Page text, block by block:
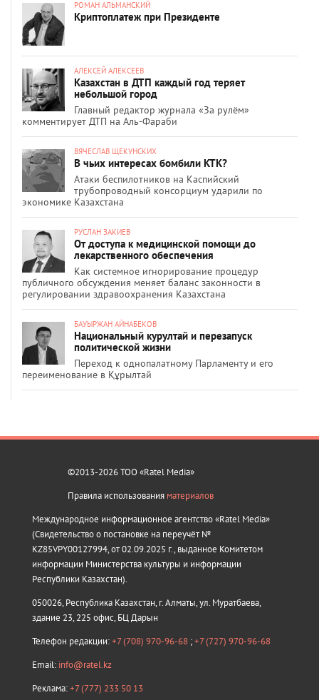
РОМАН АЛЬМАНСКИЙ
Криптоплатеж при Президенте
АЛЕКСЕЙ АЛЕКСЕЕВ
Казахстан в ДТП каждый год теряет
небольшой город
Главный редактор журнала «За рулём»
комментирует ДТП на Аль-Фараби
ВЯЧЕСЛАВ ЩЕКУНСКИХ
В чьих интересах бомбили КТК?
Атаки беспилотников на Каспийский
трубопроводный консорциум ударили по
экономике Казахстана
РУСЛАН ЗАКИЕВ
От доступа к медицинской помощи до
лекарственного обеспечения
Как системное игнорирование процедур
публичного обсуждения меняет баланс законности в
регулировании здравоохранения Казахстана
БАУЫРЖАН АЙНАБЕКОВ
Национальный курултай и перезапуск
политической жизни
Переход к однопалатному Парламенту и его
переименование в Құрылтай
©2013-2026 ТОО «Ratel Media»
Правила использования материалов
Международное информационное агентство «Ratel Media»
(Свидетельство о постановке на переучёт №
KZ85VPY00127994, от 02.09.2025 г., выданное Комитетом
информации Министерства культуры и информации
Республики Казахстан).
050026, Республика Казахстан, г. Алматы, ул. Муратбаева,
здание 23, 225 офис, БЦ Дарын
Телефон редакции:+7 (708) 970-96-68 ;+7 (727) 970-96-68
Email: info@ratel.kz
Реклама:+7 (777) 233 50 13